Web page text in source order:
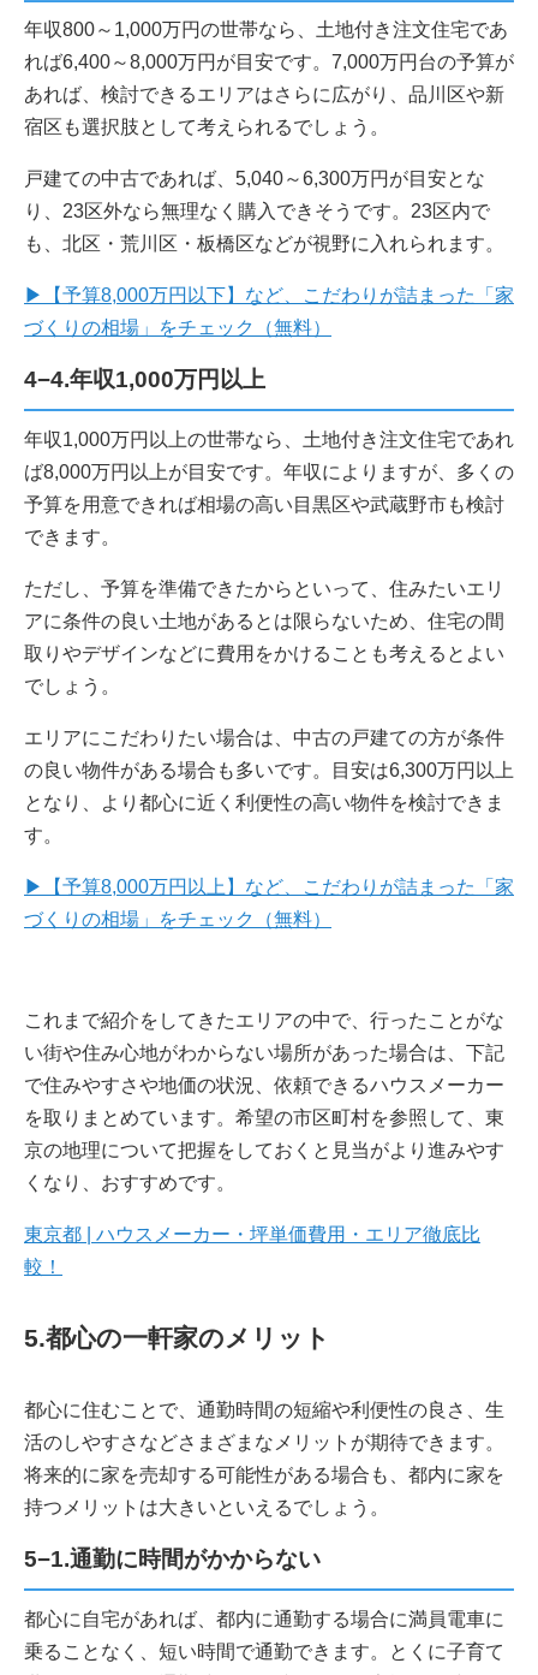
年収800～1,000万円の世帯なら、土地付き注文住宅であ
れば6,400～8,000万円が目安です。7,000万円台の予算が
あれば、検討できるエリアはさらに広がり、品川区や新
宿区も選択肢として考えられるでしょう。
戸建ての中古であれば、5,040～6,300万円が目安とな
り、23区外なら無理なく購入できそうです。23区内で
も、北区・荒川区・板橋区などが視野に入れられます。
▶【予算8,000万円以下】など、こだわりが詰まった「家
づくりの相場」をチェック（無料）
4−4.年収1,000万円以上
年収1,000万円以上の世帯なら、土地付き注文住宅であれ
ば8,000万円以上が目安です。年収によりますが、多くの
予算を用意できれば相場の高い目黒区や武蔵野市も検討
できます。
ただし、予算を準備できたからといって、住みたいエリ
アに条件の良い土地があるとは限らないため、住宅の間
取りやデザインなどに費用をかけることも考えるとよい
でしょう。
エリアにこだわりたい場合は、中古の戸建ての方が条件
の良い物件がある場合も多いです。目安は6,300万円以上
となり、より都心に近く利便性の高い物件を検討できま
す。
▶【予算8,000万円以上】など、こだわりが詰まった「家
づくりの相場」をチェック（無料）
これまで紹介をしてきたエリアの中で、行ったことがな
い街や住み心地がわからない場所があった場合は、下記
で住みやすさや地価の状況、依頼できるハウスメーカー
を取りまとめています。希望の市区町村を参照して、東
京の地理について把握をしておくと見当がより進みやす
くなり、おすすめです。
東京都 | ハウスメーカー・坪単価費用・エリア徹底比
較！
5.都心の一軒家のメリット
都心に住むことで、通勤時間の短縮や利便性の良さ、生
活のしやすさなどさまざまなメリットが期待できます。
将来的に家を売却する可能性がある場合も、都内に家を
持つメリットは大きいといえるでしょう。
5−1.通勤に時間がかからない
都心に自宅があれば、都内に通勤する場合に満員電車に
乗ることなく、短い時間で通勤できます。とくに子育て